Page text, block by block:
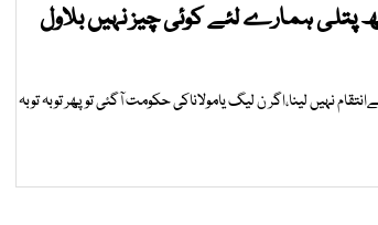
پتلی ہمارے لئے کوئی چیز نہیں بلاول
نہیں لینا،اگر ن لیگ یامولاناکی حکومت آگئی توپھر توبہ توبہ